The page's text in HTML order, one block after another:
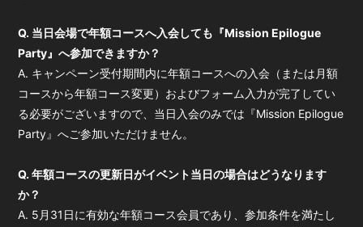
Q. 当日会場で年額コースへ入会しても『Mission Epilogue
Party』へ参加できますか？
A. キャンペーン受付期間内に年額コースへの入会（または月額
コースから年額コース変更）およびフォーム入力が完了してい
る必要がございますので、当日入会のみでは『Mission Epilogue
Party』へご参加いただけません。
Q. 年額コースの更新日がイベント当日の場合はどうなります
か？
A. 5月31日に有効な年額コース会員であり、参加条件を満たし